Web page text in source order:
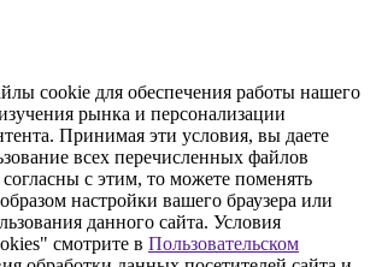
cookie для обеспечения работы нашего
рынка и персонализации
Принимая эти условия, вы даете
всех перечисленных файлов
с этим, то можете поменять
настройки вашего браузера или
данного сайта. Условия
смотрите в Пользовательском